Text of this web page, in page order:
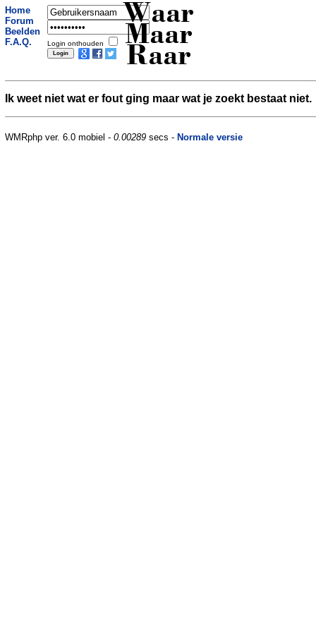
Home
Forum
Beelden
F.A.Q.
Login onthouden
Waar
Maar
Raar
Ik weet niet wat er fout ging maar wat je zoekt bestaat niet.
WMRphp ver. 6.0 mobiel - 0.00289 secs - Normale versie